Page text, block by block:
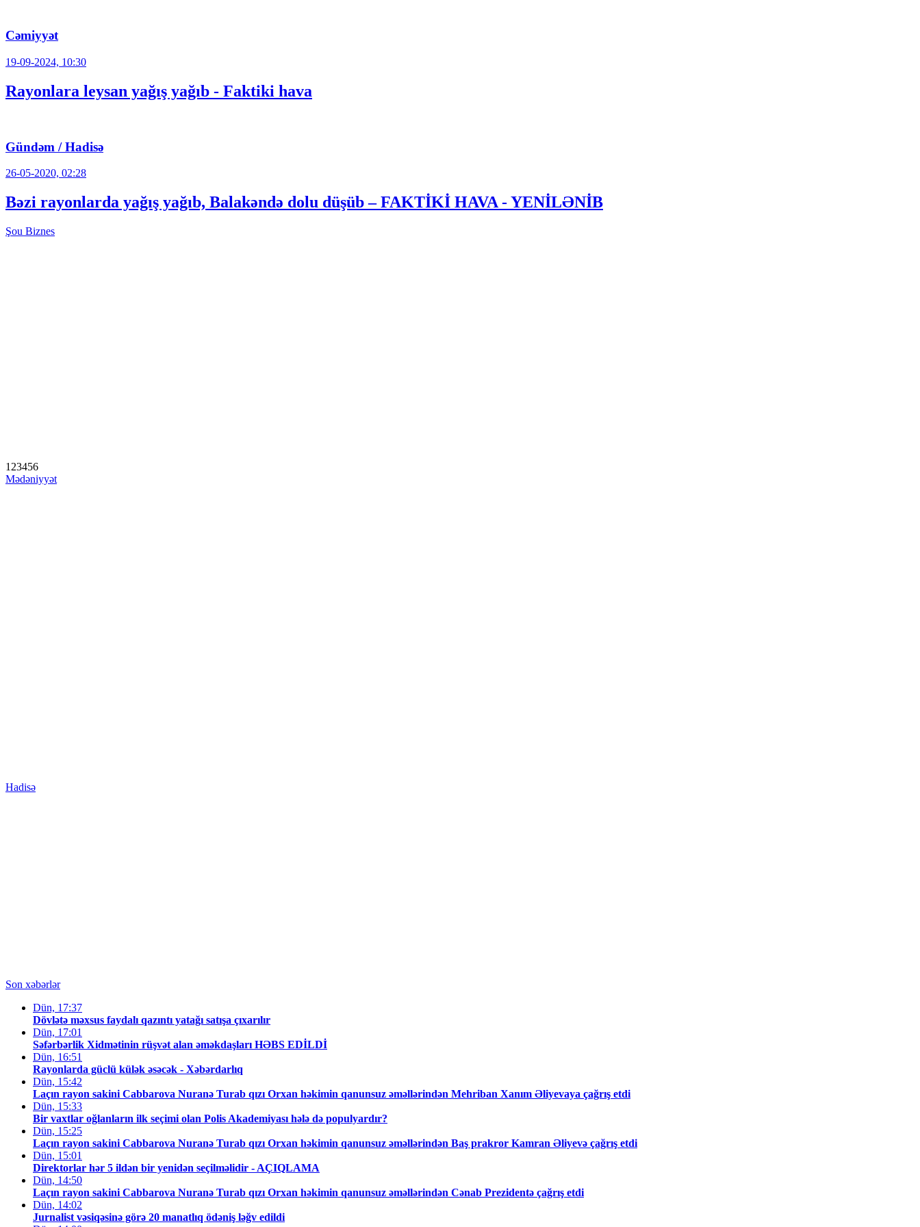
Cəmiyyət
19-09-2024, 10:30
Rayonlara leysan yağış yağıb - Faktiki hava
Gündəm / Hadisə
26-05-2020, 02:28
Bəzi rayonlarda yağış yağıb, Balakəndə dolu düşüb – FAKTİKİ HAVA - YENİLƏNİB
Şou Biznes
1 23456
Mədəniyyət
Hadisə
Son xəbərlər
Dün, 17:37
Dövlətə məxsus faydalı qazıntı yatağı satışa çıxarılır
Dün, 17:01
Səfərbərlik Xidmətinin rüşvət alan əməkdaşları HƏBS EDİLDİ
Dün, 16:51
Rayonlarda güclü külək əsəcək - Xəbərdarlıq
Dün, 15:42
Laçın rayon sakini Cabbarova Nuranə Turab qızı Orxan həkimin qanunsuz əməllərindən Mehriban Xanım Əliyevaya çağrış etdi
Dün, 15:33
Bir vaxtlar oğlanların ilk seçimi olan Polis Akademiyası hələ də populyardır?
Dün, 15:25
Laçın rayon sakini Cabbarova Nuranə Turab qızı Orxan həkimin qanunsuz əməllərindən Baş prakror Kamran Əliyevə çağrış etdi
Dün, 15:01
Direktorlar hər 5 ildən bir yenidən seçilməlidir - AÇIQLAMA
Dün, 14:50
Laçın rayon sakini Cabbarova Nuranə Turab qızı Orxan həkimin qanunsuz əməllərindən Cənab Prezidentə çağrış etdi
Dün, 14:02
Jurnalist vəsiqəsinə görə 20 manatlıq ödəniş ləğv edildi